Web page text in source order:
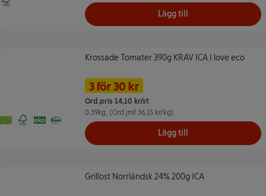
FSC Mix - Bidrar till ansvarsfullt skogsbruk
Lägg till
Krossade Tomater 390g KRAV ICA I love eco
EU Ekologiskt
FSC Mix - Bidrar till ansvarsfullt skogsbruk
Ekologiskt
KRAV
Krossade Tomater 390g KRAV ICA I love eco
Pris
3 för 30 kr
Ord.pris 14,10 kr/st
0.39kg, (Ord jmf 36,15 kr/kg)
Lägg till
Grillost Norrländsk 24% 200g ICAGrillost Norrländsk 24% 200g ICA